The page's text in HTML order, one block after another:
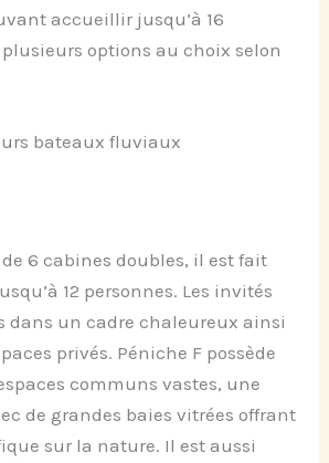
accueillir jusqu’à 16
options au choix selon
bateaux fluviaux
6 cabines doubles, il est fait
12 personnes. Les invités
dans un cadre chaleureux ainsi
privés. Péniche F possède
communs vastes, une
de grandes baies vitrées offrant
sur la nature. Il est aussi